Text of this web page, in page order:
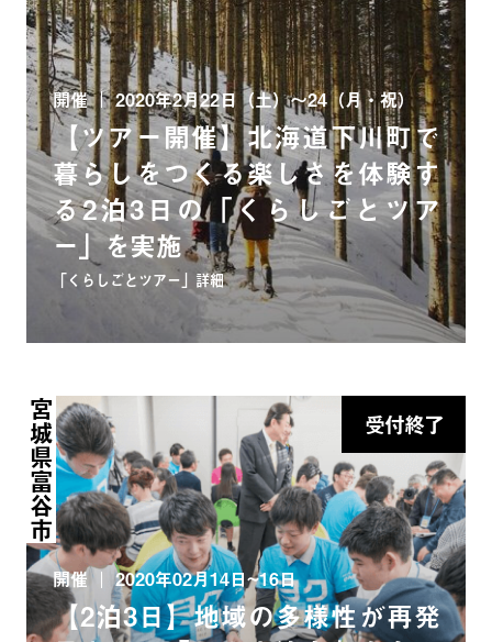
開催 2020年2月22日（土）～24（月・祝）
【ツアー開催】北海道下川町で
暮らしをつくる楽しさを体験す
る2泊3日の「くらしごとツア
ー」を実施
「くらしごとツアー」詳細
受付終了
宮城県富谷市
開催 2020年02月14日~16日
【2泊3日】地域の多様性が再発